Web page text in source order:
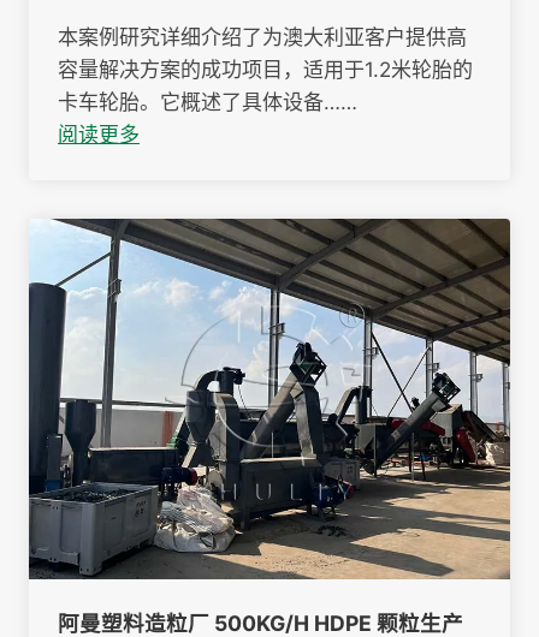
本案例研究详细介绍了为澳大利亚客户提供高
容量解决方案的成功项目，适用于1.2米轮胎的
卡车轮胎。它概述了具体设备……
阅读更多
阿曼塑料造粒厂 500KG/H HDPE 颗粒生产